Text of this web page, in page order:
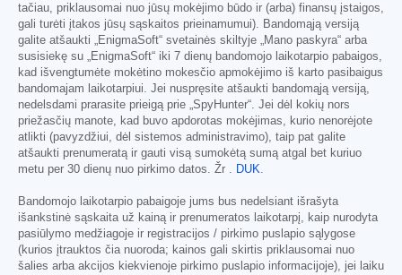
tačiau, priklausomai nuo jūsų mokėjimo būdo ir (arba) finansų įstaigos,
gali turėti įtakos jūsų sąskaitos prieinamumui). Bandomąją versiją
galite atšaukti „EnigmaSoft“ svetainės skiltyje „Mano paskyra“ arba
susisiekę su „EnigmaSoft“ iki 7 dienų bandomojo laikotarpio pabaigos,
kad išvengtumėte mokėtino mokesčio apmokėjimo iš karto pasibaigus
bandomajam laikotarpiui. Jei nuspręsite atšaukti bandomąją versiją,
nedelsdami prarasite prieigą prie „SpyHunter“. Jei dėl kokių nors
priežasčių manote, kad buvo apdorotas mokėjimas, kurio nenorėjote
atlikti (pavyzdžiui, dėl sistemos administravimo), taip pat galite
atšaukti prenumeratą ir gauti visą sumokėtą sumą atgal bet kuriuo
metu per 30 dienų nuo pirkimo datos. Žr . DUK.
Bandomojo laikotarpio pabaigoje jums bus nedelsiant išrašyta
išankstinė sąskaita už kainą ir prenumeratos laikotarpį, kaip nurodyta
pasiūlymo medžiagoje ir registracijos / pirkimo puslapio sąlygose
(kurios įtrauktos čia nuoroda; kainos gali skirtis priklausomai nuo
šalies arba akcijos kiekvienoje pirkimo puslapio informacijoje), jei laiku